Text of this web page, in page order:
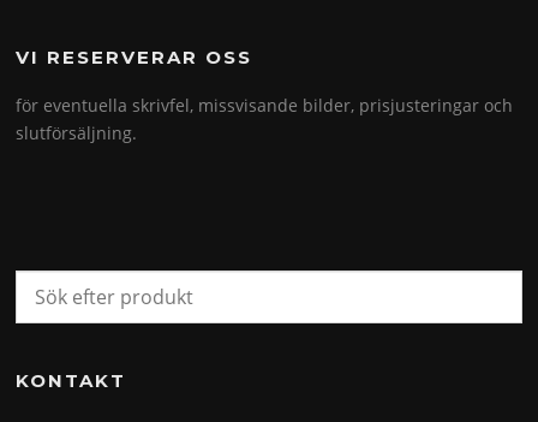
VI RESERVERAR OSS
för eventuella skrivfel, missvisande bilder, prisjusteringar och
slutförsäljning.
KONTAKT